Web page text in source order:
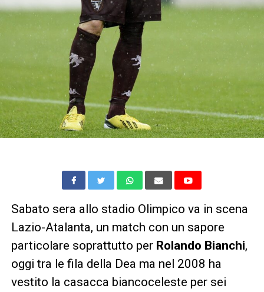
Sabato sera allo stadio Olimpico va in scena
Lazio-Atalanta, un match con un sapore
particolare soprattutto perRolando Bianchi,
oggi tra le fila della Dea ma nel 2008 ha
vestito la casacca biancoceleste per sei